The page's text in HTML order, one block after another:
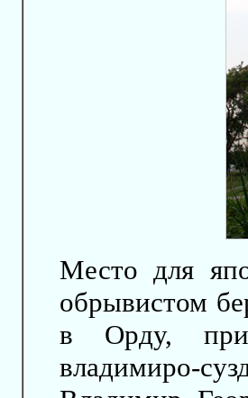
Место для
обрывистом
в Орду,
владимиро-